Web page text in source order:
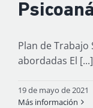
Plan de
abordadas El [...]
19 de mayo de 2021
Más información